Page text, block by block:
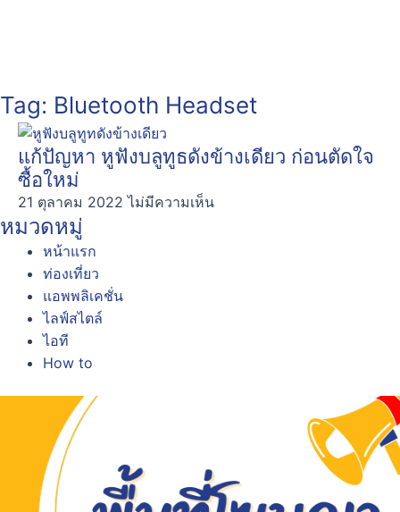
Tag: Bluetooth Headset
แก้ปัญหา หูฟังบลูทูธดังข้างเดียว ก่อนตัดใจ
ซื้อใหม่
21 ตุลาคม 2022ไม่มีความเห็น
หมวดหมู่
หน้าแรก
ท่องเที่ยว
แอพพลิเคชั่น
ไลฟ์สไตล์
ไอที
How to